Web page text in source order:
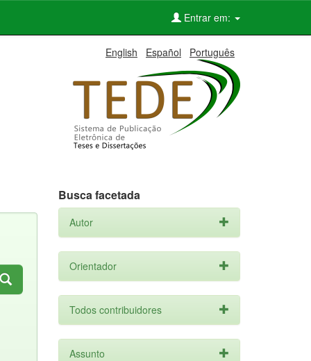
Entrar em:
English Español Português
Busca facetada
Autor
Orientador
Todos contribuidores
Assunto